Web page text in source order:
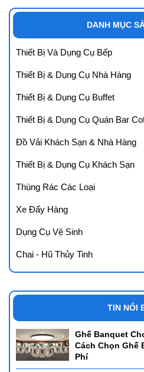
DANH MỤC
Thiết Bị Và Dụng Cụ Bếp
Thiết Bị & Dụng Cụ Nhà Hàng
Thiết Bị & Dụng Cụ Buffet
Thiết Bị & Dụng Cụ Quán Bar
Đồ Vải Khách Sạn & Nhà Hàng
Thiết Bị & Dụng Cụ Khách Sạn
Thùng Rác Các Loại
Xe Đẩy Hàng
Dụng Cụ Vệ Sinh
Chai - Hũ Thủy Tinh
TIN NỔI
Ghế Banquet
Cách Chọn Ghế
Phí